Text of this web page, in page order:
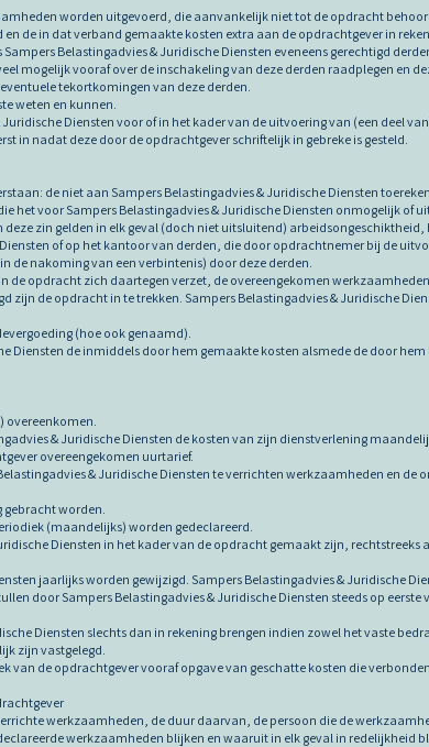
worden uitgevoerd, die aanvankelijk niet tot de opdracht
de in dat verband gemaakte kosten extra aan de opdrachtgever in
Belastingadvies & Juridische Diensten eveneens gerechtigd
mogelijk vooraf over de inschakeling van deze derden raadplegen en
tekortkomingen van deze derden.
weten en kunnen.
Diensten voor of in het kader van de uitvoering van (een deel
in nadat deze door de opdrachtgever schriftelijk in gebreke is gesteld.
de niet aan Sampers Belastingadvies & Juridische Diensten
voor Sampers Belastingadvies & Juridische Diensten onmogelijk of
zin gelden in elk geval (doch niet uitsluitend)
of op het kantoor van derden, die door opdrachtnemer bij de
de nakoming van een verbintenis) door deze derden.
de opdracht zich daartegen verzet, de overeengekomen
de opdracht in te trekken. Sampers Belastingadvies & Juridische
(hoe ook genaamd).
de inmiddels door hem gemaakte kosten alsmede de door hem
overeenkomen.
& Juridische Diensten de kosten van zijn dienstverlening
overeengekomen uurtarief.
& Juridische Diensten te verrichten werkzaamheden en de
gebracht worden.
(maandelijks) worden gedeclareerd.
Diensten in het kader van de opdracht gemaakt zijn, rechtstreeks
jaarlijks worden gewijzigd. Sampers Belastingadvies & Juridische
door Sampers Belastingadvies & Juridische Diensten steeds op eerste
Diensten slechts dan in rekening brengen indien zowel het vaste
zijn vastgelegd.
van de opdrachtgever vooraf opgave van geschatte kosten die
werkzaamheden, de duur daarvan, de persoon die de
werkzaamheden blijken en waaruit in elk geval in redelijkheid